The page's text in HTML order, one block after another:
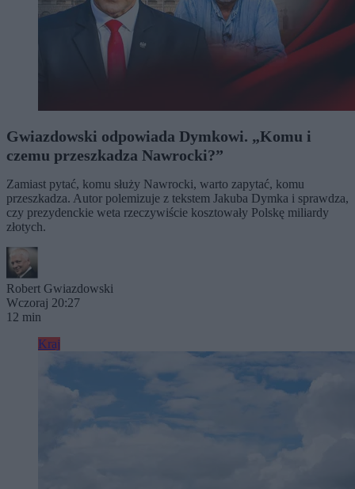
Gwiazdowski odpowiada Dymkowi. „Komu i
czemu przeszkadza Nawrocki?”
Zamiast pytać, komu służy Nawrocki, warto zapytać, komu
przeszkadza. Autor polemizuje z tekstem Jakuba Dymka i sprawdza,
czy prezydenckie weta rzeczywiście kosztowały Polskę miliardy
złotych.
Robert Gwiazdowski
Wczoraj 20:27
12 min
Kraj